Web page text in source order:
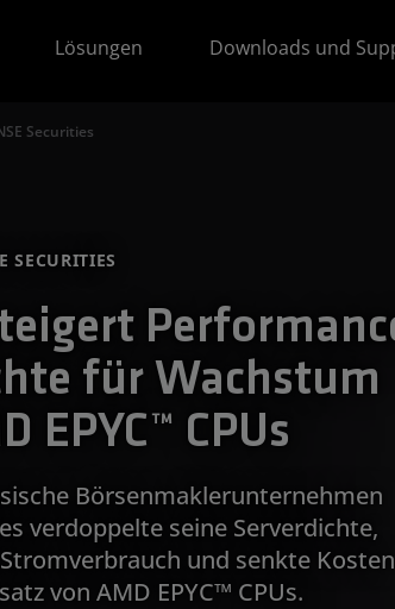
Lösungen Downloads und
Securities
SECURITIES
für Wachstum
EPYC™ CPUs
Börsenmaklerunternehmen
verdoppelte seine Serverdichte,
und senkte Kosten
von AMD EPYC™ CPUs.